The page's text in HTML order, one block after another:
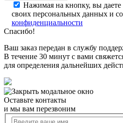
Нажимая на кнопку, вы даете
своих персональных данных и
конфиденциальности
Спасибо!
Ваш заказ передан в службу
В течение 30 минут с вами
для определения дальнейших
Оставьте контакты
и мы вам перезвоним